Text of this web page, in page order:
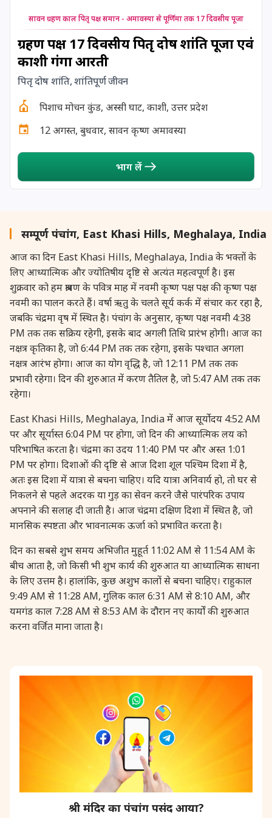
24 August, 2026 Shravan Somwar Vrat
24 August, 2026
25 August, 2026 Mangala Gauri Vrat
26 August, 2026 Onam
27 August, 2026 Shravana Purnima Vrat
28 August, 2026 Anvadhan
28 August, 2026 Chandra Grahan *Anshika
28 August, 2026
28 August, 2026 Narali Purnima
28 August, 2026 Rakhi
28 August, 2026 Raksha Bandhan
28 August, 2026 Sanskrit Diwas
28 August, 2026 Shravana Purnima
28 August, 2026 Varalakshmi Vrat
31 August, 2026 Heramba Sankashti Chaturthi
सावन ग्रहण काल पितृ पक्ष समान - अमावस्या से पूर्णिमा तक 17 दिवसीय पूजा
ग्रहण पक्ष 17 दिवसीय पितृ दोष शांति पूजा एवं
काशी गंगा आरती
पितृ दोष शांति, शांतिपूर्ण जीवन
पिशाच मोचन कुंड, अस्सी घाट, काशी, उत्तर प्रदेश
12 अगस्त, बुधवार, सावन कृष्ण अमावस्या
भाग लें
सम्पूर्ण पंचांग, East Khasi Hills, Meghalaya, India
आज का दिन East Khasi Hills, Meghalaya, India के भक्तों के
लिए आध्यात्मिक और ज्योतिषीय दृष्टि से अत्यंत महत्वपूर्ण है। इस
शुक्रवार को हम श्रावण के पवित्र माह में नवमी कृष्ण पक्ष पक्ष की कृष्ण पक्ष
नवमी का पालन करते हैं। वर्षा ऋतु के चलते सूर्य कर्क में संचार कर रहा है,
जबकि चंद्रमा वृष में स्थित है। पंचांग के अनुसार, कृष्ण पक्ष नवमी 4:38
PM तक तक सक्रिय रहेगी, इसके बाद अगली तिथि प्रारंभ होगी। आज का
नक्षत्र कृतिका है, जो 6:44 PM तक तक रहेगा, इसके पश्चात अगला
नक्षत्र आरंभ होगा। आज का योग वृद्धि है, जो 12:11 PM तक तक
प्रभावी रहेगा। दिन की शुरुआत में करण तैतिल है, जो 5:47 AM तक तक
रहेगा।
East Khasi Hills, Meghalaya, India में आज सूर्योदय 4:52 AM
पर और सूर्यास्त 6:04 PM पर होगा, जो दिन की आध्यात्मिक लय को
परिभाषित करता है। चंद्रमा का उदय 11:40 PM पर और अस्त 1:01
PM पर होगा। दिशाओं की दृष्टि से आज दिशा शूल पश्चिम दिशा में है,
अतः इस दिशा में यात्रा से बचना चाहिए। यदि यात्रा अनिवार्य हो, तो घर से
निकलने से पहले अदरक या गुड़ का सेवन करने जैसे पारंपरिक उपाय
अपनाने की सलाह दी जाती है। आज चंद्रमा दक्षिण दिशा में स्थित है, जो
मानसिक स्पष्टता और भावनात्मक ऊर्जा को प्रभावित करता है।
दिन का सबसे शुभ समय अभिजीत मुहूर्त 11:02 AM से 11:54 AM के
बीच आता है, जो किसी भी शुभ कार्य की शुरुआत या आध्यात्मिक साधना
के लिए उत्तम है। हालांकि, कुछ अशुभ कालों से बचना चाहिए। राहुकाल
9:49 AM से 11:28 AM, गुलिक काल 6:31 AM से 8:10 AM, और
यमगंड काल 7:28 AM से 8:53 AM के दौरान नए कार्यों की शुरुआत
करना वर्जित माना जाता है।
श्री मंदिर का पंचांग पसंद आया?